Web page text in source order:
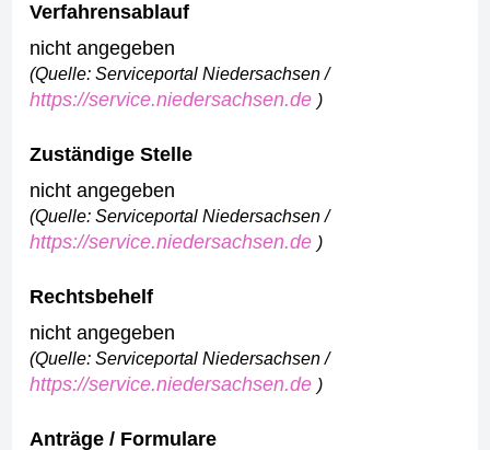
Verfahrensablauf
nicht angegeben
(Quelle: Serviceportal Niedersachsen /
https://service.niedersachsen.de )
Zuständige Stelle
nicht angegeben
(Quelle: Serviceportal Niedersachsen /
https://service.niedersachsen.de )
Rechtsbehelf
nicht angegeben
(Quelle: Serviceportal Niedersachsen /
https://service.niedersachsen.de )
Anträge / Formulare